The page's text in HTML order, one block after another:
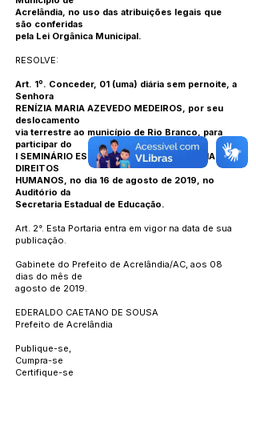
Acrelândia, no uso das atribuições legais que
são conferidas
pela Lei Orgânica Municipal.
RESOLVE:
Art. 1º. Conceder, 01 (uma) diária sem pernoite, a
Senhora
RENÍZIA MARIA AZEVEDO MEDEIROS, por seu
deslocamento
via terrestre ao município de Rio Branco, para
participar do
I SEMINÁRIO ESTADUAL DE SERVIÇO SOCIAL E
DIREITOS
HUMANOS, no dia 16 de agosto de 2019, no
Auditório da
Secretaria Estadual de Educação.
Art. 2°. Esta Portaria entra em vigor na data de sua
publicação.
Gabinete do Prefeito de Acrelândia/AC, aos 08
dias do mês de
agosto de 2019.
EDERALDO CAETANO DE SOUSA
Prefeito de Acrelândia
Publique-se,
Cumpra-se
Certifique-se